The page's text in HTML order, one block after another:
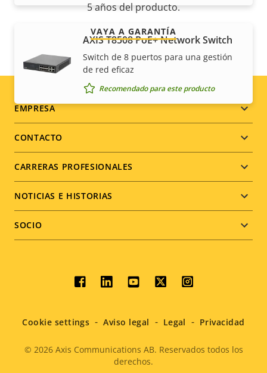
AXIS T8508 PoE+ Network Switch
Switch de 8 puertos para una gestión
de red eficaz
Recomendado para este producto
5 años del producto.
VAYA A GARANTÍA
Footer
menu
EMPRESA
CONTACTO
CARRERAS PROFESIONALES
NOTICIAS E HISTORIAS
SOCIO
Social
menu
© 2026Axis Communications AB. Reservados todos los
derechos.
Cookie settings Aviso legal Legal Privacidad